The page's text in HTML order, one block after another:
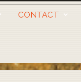
CONTACT